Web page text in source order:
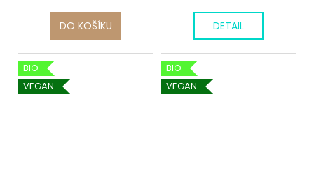
DO KOŠÍKU DETAIL
BIO
VEGAN
BIO
VEGAN